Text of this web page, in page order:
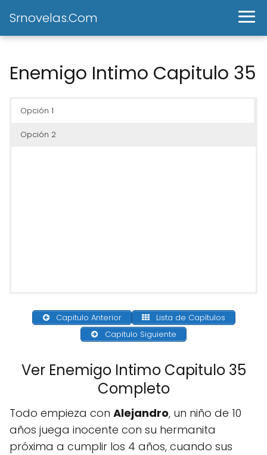
Srnovelas.Com
Enemigo Intimo Capitulo 35
Opción 1
Opción 2
Capitulo Anterior
Lista de Capítulos
Capitulo Siguiente
Ver Enemigo Intimo Capitulo 35
Completo
Todo empieza con Alejandro, un niño de 10
años juega inocente con su hermanita
próxima a cumplir los 4 años, cuando sus